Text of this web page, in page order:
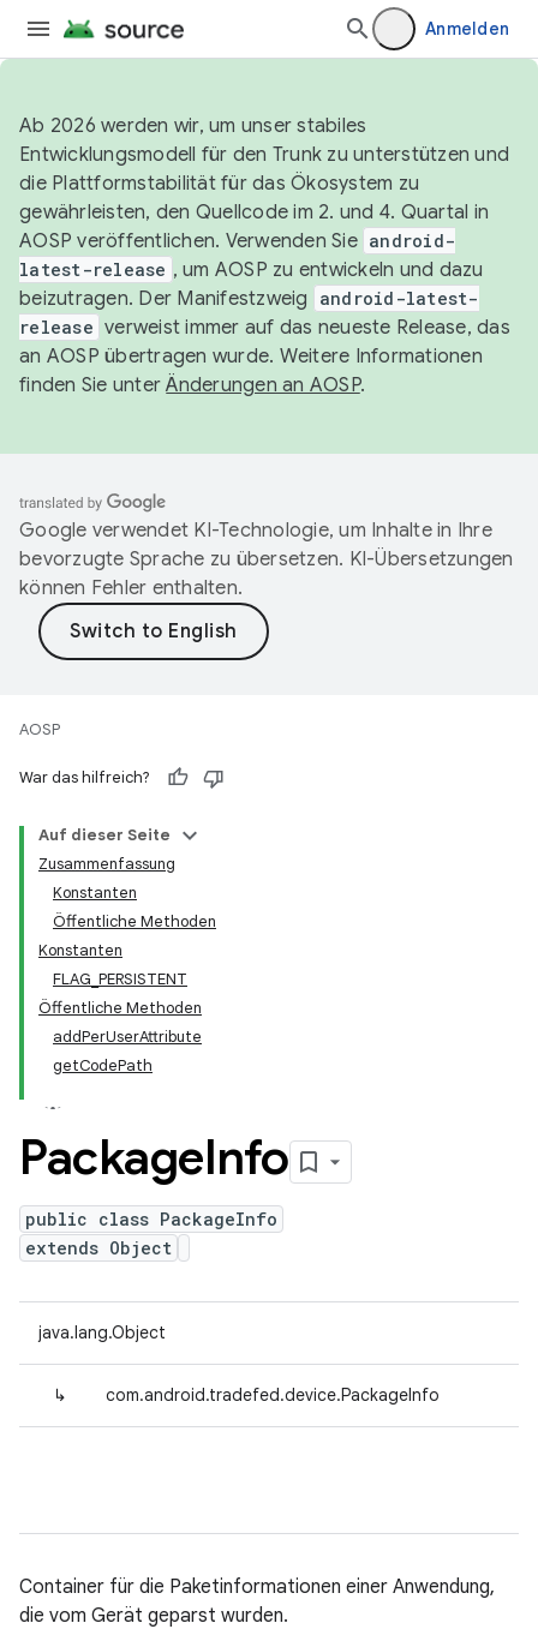
Anmelden
Ab 2026 werden wir, um unser stabiles
Entwicklungsmodell für den Trunk zu unterstützen und
die Plattformstabilität für das Ökosystem zu
gewährleisten, den Quellcode im 2. und 4. Quartal in
AOSP veröffentlichen. Verwenden Sie android-
latest-release , um AOSP zu entwickeln und dazu
beizutragen. Der Manifestzweig
android-latest-
release verweist immer auf das neueste Release, das
an AOSP übertragen wurde. Weitere Informationen
finden Sie unterÄnderungen an AOSP.
Google verwendet KI-Technologie, um Inhalte in Ihre
bevorzugte Sprache zu übersetzen. KI-Übersetzungen
können Fehler enthalten.
AOSP
War das hilfreich?
Auf dieser Seite
Zusammenfassung
Konstanten
Öffentliche Methoden
Konstanten
FLAG_PERSISTENT
Öffentliche Methoden
addPerUserAttribute
getCodePath
PackageInfo
public class PackageInfo
extends Object
java.lang.Object
↳ com.android.tradefed.device.PackageInfo
Container für die Paketinformationen einer Anwendung,
die vom Gerät geparst wurden.